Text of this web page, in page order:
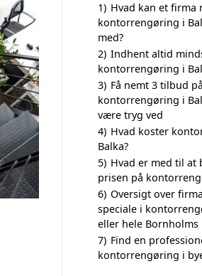
1) Hvad kan et firma
kontorrengøring i
med?
2) Indhent altid
kontorrengøring i
3) Få nemt 3 tilbud på
kontorrengøring i
være tryg ved
4) Hvad koster
Balka?
5) Hvad er med til at
prisen på
6) Oversigt over
speciale i
eller hele Bornholms
7) Find en
kontorrengøring i